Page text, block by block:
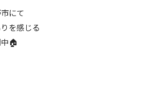
にて
を感じる
🏠